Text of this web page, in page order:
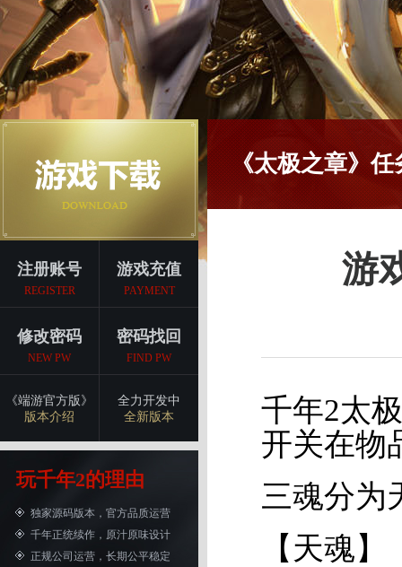
注册账号
REGISTER
游戏充值
PAYMENT
修改密码
NEW PW
密码找回
FIND PW
《端游官方版》
版本介绍
全力开发中
全新版本
玩千年2的理由
独家源码版本，官方品质运营
千年正统续作，原汁原味设计
正规公司运营，长期公平稳定
《太极之章》任
游
千年2太
开关在物
三魂分为
【天魂】